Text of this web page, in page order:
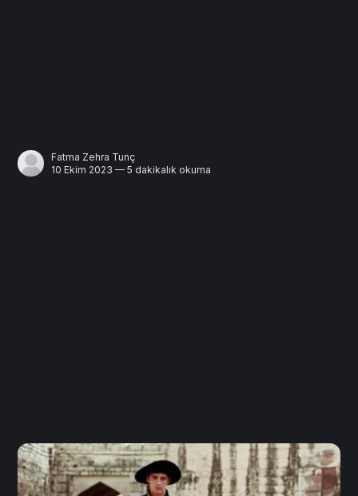
Fatma Zehra Tunç
10 Ekim 2023 — 5 dakikalık okuma